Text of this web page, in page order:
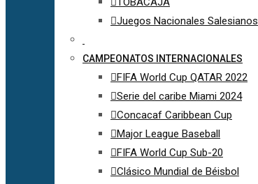
Juegos Nacionales Salesianos
CAMPEONATOS INTERNACIONALES
FIFA World Cup QATAR 2022
Serie del caribe Miami 2024
Concacaf Caribbean Cup
Major League Baseball
FIFA World Cup Sub-20
Clásico Mundial de Béisbol